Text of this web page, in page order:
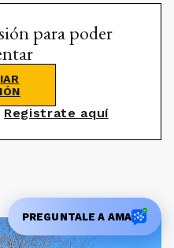
para poder
Registrate aquí
PREGUNTALE A AMA